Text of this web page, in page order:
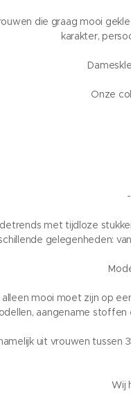
die graag mooi
karakter,
Onze
met tijdloze
gelegenheden:
mooi moet zijn op
aangename stoffen
uit vrouwen tussen
Wij